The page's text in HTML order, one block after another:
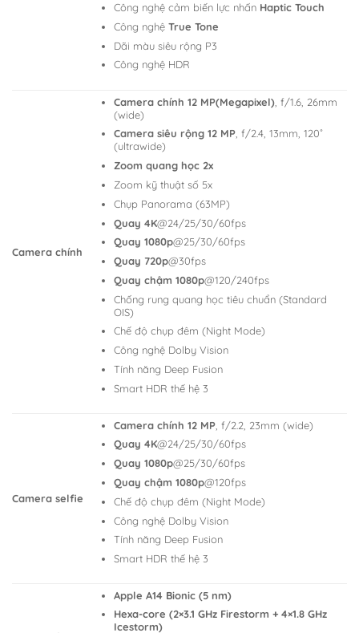
Công nghệ cảm biến lực nhấn Haptic Touch
Công nghệTrue Tone
Dãi màu siêu rộng P3
Công nghệ HDR
Camera chính
Camera chính 12 MP(Megapixel) , f/1.6, 26mm
(wide)
Camera siêu rộng 12 MP, f/2.4, 13mm, 120˚
(ultrawide)
Zoom quang học 2x
Zoom kỹ thuật số 5x
Chụp Panorama (63MP)
Quay 4K@24/25/30/60fps
Quay 1080p@25/30/60fps
Quay 720p@30fps
Quay chậm 1080p@120/240fps
Chống rung quang học tiêu chuẩn (Standard
OIS)
Chế độ chụp đêm (Night Mode)
Công nghệ Dolby Vision
Tính năng Deep Fusion
Smart HDR thế hệ 3
Camera selfie
Camera chính 12 MP , f/2.2, 23mm (wide)
Quay 4K@24/25/30/60fps
Quay 1080p@25/30/60fps
Quay chậm 1080p@120fps
Chế độ chụp đêm (Night Mode)
Công nghệ Dolby Vision
Tính năng Deep Fusion
Smart HDR thế hệ 3
Apple A14 Bionic (5 nm)
Hexa-core (2×3.1 GHz Firestorm + 4×1.8 GHz
Icestorm)